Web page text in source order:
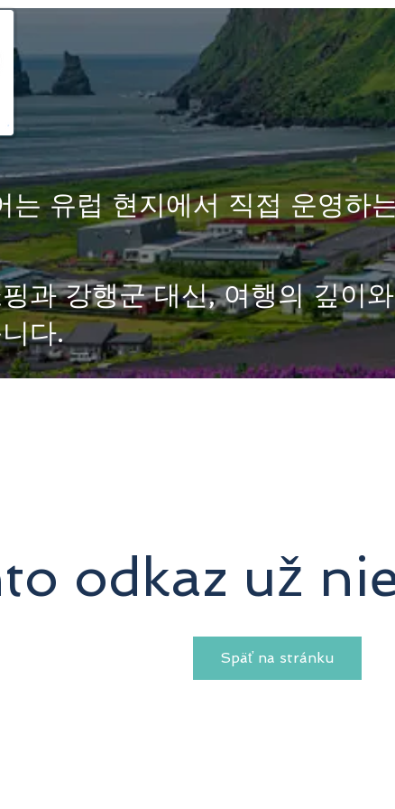
는 유럽 현지에서 직접 운영하
과 강행군 대신, 여행의 깊이
다.
odkaz už
Späť na stránku